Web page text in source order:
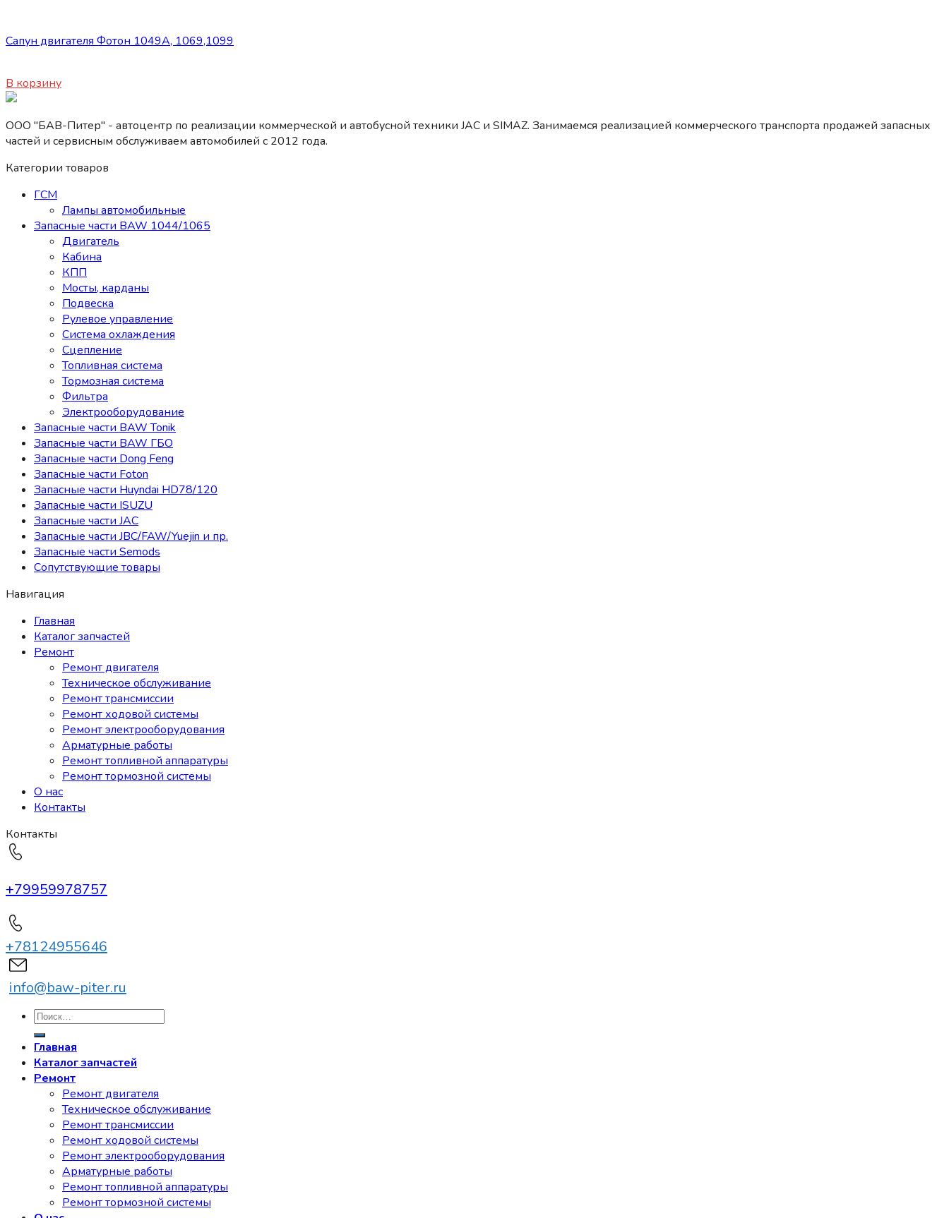
Сапун двигателя Фотон 1049A, 1069,1099
В корзину
ООО "БАВ-Питер" - автоцентр по реализации коммерческой и автобусной техники JAC и SIMAZ. Занимаемся реализацией коммерческого транспорта продажей запасных
частей и сервисным обслуживаем автомобилей c 2012 года.
Категории товаров
ГСМ
Лампы автомобильные
Запасные части BAW 1044/1065
Двигатель
Кабина
КПП
Мосты, карданы
Подвеска
Рулевое управление
Система охлаждения
Сцепление
Топливная система
Тормозная система
Фильтра
Электрооборудование
Запасные части BAW Tonik
Запасные части BAW ГБО
Запасные части Dong Feng
Запасные части Foton
Запасные части Huyndai HD78/120
Запасные части ISUZU
Запасные части JAC
Запасные части JBC/FAW/Yuejin и пр.
Запасные части Semods
Сопутствующие товары
Навигация
Главная
Каталог запчастей
Ремонт
Ремонт двигателя
Техническое обслуживание
Ремонт трансмиссии
Ремонт ходовой системы
Ремонт электрооборудования
Арматурные работы
Ремонт топливной аппаратуры
Ремонт тормозной системы
О нас
Контакты
Контакты
+79959978757
+78124955646
info@baw-piter.ru
Искать:
Главная
Каталог запчастей
Ремонт
Ремонт двигателя
Техническое обслуживание
Ремонт трансмиссии
Ремонт ходовой системы
Ремонт электрооборудования
Арматурные работы
Ремонт топливной аппаратуры
Ремонт тормозной системы